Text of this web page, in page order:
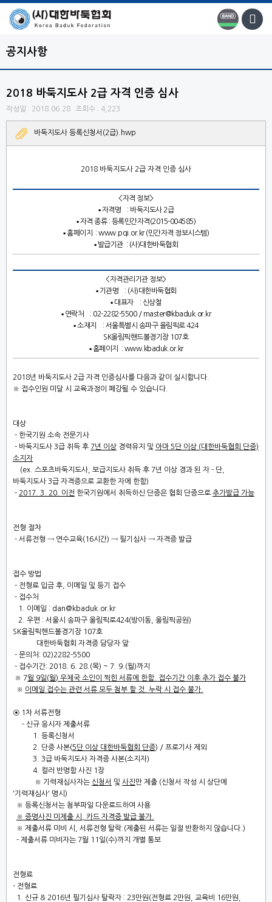
공지사항
2018 바둑지도사 2급 자격 인증 심사
작성일 : 2018.06.28 조회수 : 4,223
바둑지도사 등록신청서(2급).hwp
2018 바둑지도사 2급 자격 인증 심사
<자격 정보>
▪자격명 : 바둑지도사 2급
▪자격 종류 : 등록민간자격(2015-004585)
▪홈페이지 : www.pqi.or.kr(민간자격 정보시스템)
▪ 발급기관 : (사)대한바둑협회
<자격관리기관 정보>
▪기관명 : (사)대한바둑협회
▪ 대표자 : 신상철
▪ 연락처 : 02-2282-5500 / master@kbaduk.or.kr
▪소재지 : 서울특별시 송파구 올림픽로424
SK올림픽핸드볼경기장 107호
▪홈페이지 : www.kbaduk.or.kr
2018년 바둑지도사 2급 자격 인증심사를 다음과 같이 실시합니다
※ 접수인원 미달 시 교육과정이 폐강될 수 있습니다
대상
- 한국기원 소속 전문기사
- 바둑지도사 3급 취득 후 7년 이상 경력유지 및 아마 5단 이상 (대한바둑협회 단증)
소지자
​ (ex. 스포츠바둑지도사, 보급지도사 취득 후 7년 이상 경과 된 자 - 단,
바둑지도사 3급 자격증으로 교환한 자에 한함)
- 2017. 3. 20. 이전 한국기원에서 취득하신 단증은 협회 단증으로 추가발급 가능
전형 절차
- 서류전형 → 연수교육(16시간) → 필기심사 → 자격증 발급
접수 방법
- 전형료 입금 후
이메일 및 등기 접수
- 접수처
1. 이메일 : dan@kbaduk.or.kr
2. 우편 : 서울시 송파구 올림픽로424(방이동 올림픽공원)
SK올림픽핸드볼경기장 107호
대한바둑협회 자격증 담당자 앞
- 문의처 : 02)2282-5500
- 접수기간: 2018. 6. 28.(목) ~ 7. 9.(월)까지
※ 7월 9일(월) 우체국 소인이 찍힌 서류에 한함
접수기간 이후 추가 접수 불가
※ 이메일 접수는 관련 서류 모두 첨부 할 것 누락 시 접수 불가
◉ 1 차 서류전형
- 신규 응시자 제출서류
1. 등록신청서
2. 단증 사본(5단 이상 대한바둑협회 단증) / 프로기사 제외
3. 3급 바둑지도사 자격증 사본(소지자)
4. 컬러 반명함 사진 1 장
※ 기력재심사자는 신청서 및 사진만 제출 (신청서 작성 시 상단에
'기력재심사' 명시)
※ 등록신청서는 첨부파일 다운로드하여 사용
※ 증명사진 미제출 시 카드 자격증 발급 불가
※ 제출서류 미비 시 서류전형 탈락 .(제출된 서류는 일절 반환하지 않습니다 .)
- 제출서류 미비자는 7월 11 일(수)까지 개별 통보
전형료
- 전형료
1. 신규 & 2016년 필기심사 탈락자 : 23만원 (전형료 2만원 교육비 16만원